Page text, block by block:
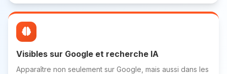
Visibles sur Google et recherche IA
Apparaître non seulement sur Google, mais aussi dans les